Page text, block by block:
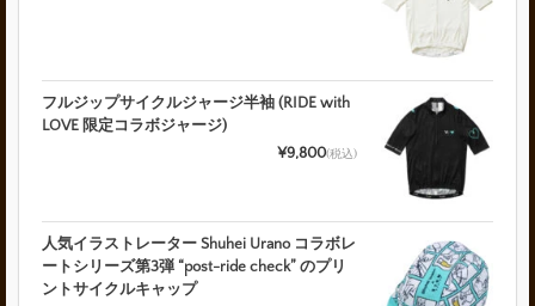
フルジップサイクルジャージ半袖 (RIDE with
LOVE 限定コラボジャージ)
¥9,800(税込)
人気イラストレーター Shuhei Urano コラボレ
ートシリーズ第3弾 “post-ride check” のプリ
ントサイクルキャップ